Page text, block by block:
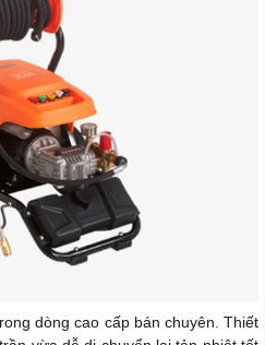
dòng cao cấp bán chuyên. Thiết